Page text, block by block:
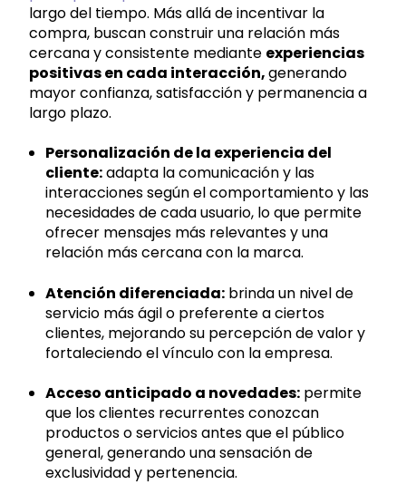
largo del tiempo. Más allá de incentivar la
compra, buscan construir una relación más
cercana y consistente mediante experiencias
positivas en cada interacción,generando
mayor confianza, satisfacción y permanencia a
largo plazo.
Personalización de la experiencia del
cliente:adapta la comunicación y las
interacciones según el comportamiento y las
necesidades de cada usuario, lo que permite
ofrecer mensajes más relevantes y una
relación más cercana con la marca.
Atención diferenciada:brinda un nivel de
servicio más ágil o preferente a ciertos
clientes, mejorando su percepción de valor y
fortaleciendo el vínculo con la empresa.
Acceso anticipado a novedades:permite
que los clientes recurrentes conozcan
productos o servicios antes que el público
general, generando una sensación de
exclusividad y pertenencia.